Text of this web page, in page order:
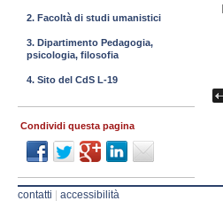
2. Facoltà di studi umanistici
3. Dipartimento Pedagogia,
psicologia, filosofia
4. Sito del CdS L-19
Condividi questa pagina
contatti accessibilità